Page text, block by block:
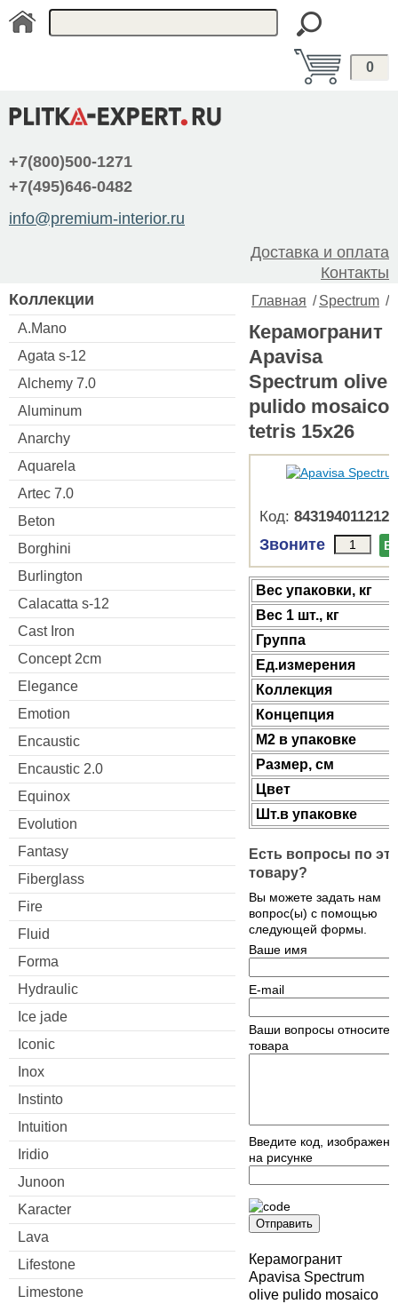
0
+7(800)500-1271
+7(495)646-0482
info@premium-interior.ru
Доставка и оплата
Контакты
Коллекции
A.Mano
Agata s-12
Alchemy 7.0
Aluminum
Anarchy
Aquarela
Artec 7.0
Beton
Borghini
Burlington
Calacatta s-12
Cast Iron
Concept 2cm
Elegance
Emotion
Encaustic
Encaustic 2.0
Equinox
Evolution
Fantasy
Fiberglass
Fire
Fluid
Forma
Hydraulic
Ice jade
Iconic
Inox
Instinto
Intuition
Iridio
Junoon
Karacter
Lava
Lifestone
Limestone
Главная / Spectrum /
Керамогранит
Apavisa
Spectrum olive
pulido mosaico
tetris 15x26
Код: 8431940112126
Звоните В
Веc упаковки, кг
Вес 1 шт., кг
Группа
Ед.измерения
Коллекция
Концепция
М2 в упаковке
Размер, см
Цвет
Шт.в упаковке
Есть вопросы по
товару?
Вы можете задать нам
вопрос(ы) с помощью
следующей формы.
Ваше имя
E-mail
Ваши вопросы
товара
Введите код,
на рисунке
Отправить
Керамогранит
Apavisa Spectrum
olive pulido mosaico